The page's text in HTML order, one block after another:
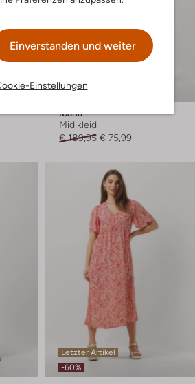
Einverstanden und weiter
Einstellungen
-60%
Ibana
Midikleid
€ 189,95 € 75,99
Letzter Artikel
-60%